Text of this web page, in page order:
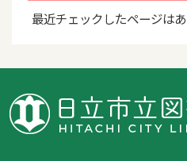
最近チェックしたページはあ